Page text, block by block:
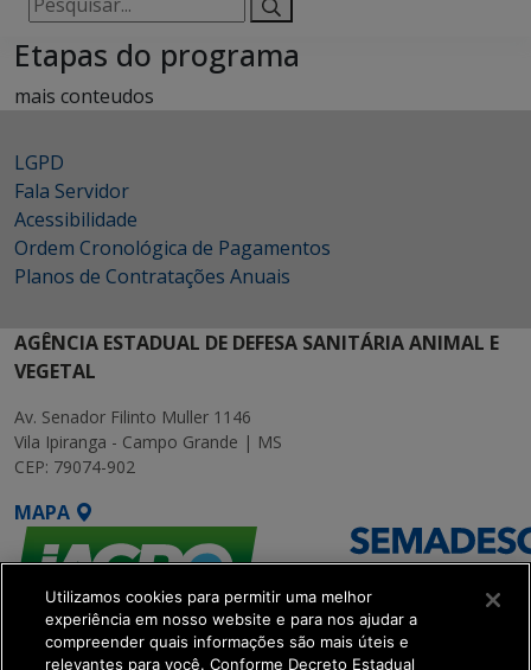
por:
Etapas do programa
mais conteudos
LGPD
Fala Servidor
Acessibilidade
Ordem Cronológica de Pagamentos
Planos de Contratações Anuais
AGÊNCIA ESTADUAL DE DEFESA SANITÁRIA ANIMAL E
VEGETAL
Av. Senador Filinto Muller 1146
Vila Ipiranga - Campo Grande | MS
CEP: 79074-902
MAPA
Utilizamos cookies para permitir uma melhor
experiência em nosso website e para nos ajudar a
compreender quais informações são mais úteis e
relevantes para você. Conforme Decreto Estadual